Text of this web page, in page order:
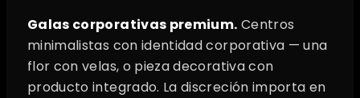
Galas corporativas premium. Centros
minimalistas con identidad corporativa — una
flor con velas, o pieza decorativa con
producto integrado. La discreción importa en